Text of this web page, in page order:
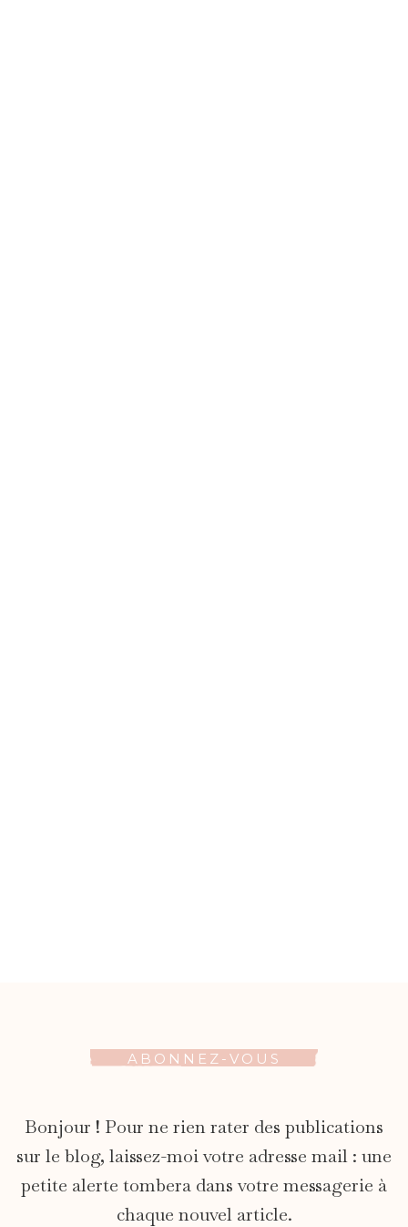
ABONNEZ-VOUS
Bonjour ! Pour ne rien rater des publications
sur le blog, laissez-moi votre adresse mail : une
petite alerte tombera dans votre messagerie à
chaque nouvel article.